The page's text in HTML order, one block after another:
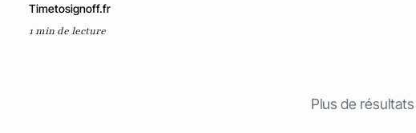
Timetosignoff.fr
1 min de lecture
Plus de